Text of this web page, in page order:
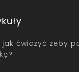
jak ćwiczyć żeby